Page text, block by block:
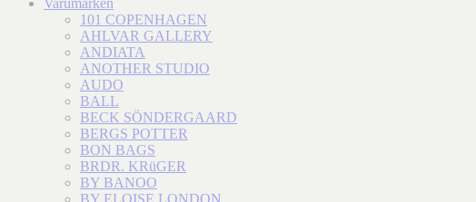
Varumärken
101 COPENHAGEN
AHLVAR GALLERY
ANDIATA
ANOTHER STUDIO
AUDO
BALL
BECK SÖNDERGAARD
BERGS POTTER
BON BAGS
BRDR. KRüGER
BY BANOO
BY ELOISE LONDON